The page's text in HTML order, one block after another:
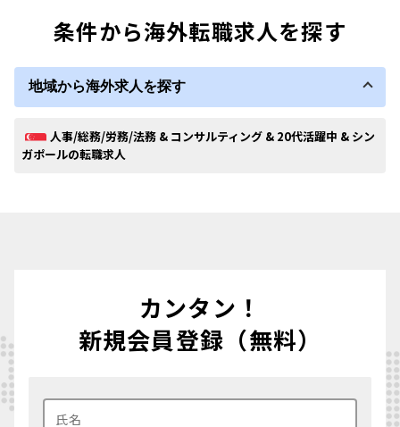
条件から海外転職求人を探す
地域から海外求人を探す
人事/総務/労務/法務 & コンサルティング & 20代活躍中 & シン
ガポールの転職求人
カンタン！
新規会員登録（無料）